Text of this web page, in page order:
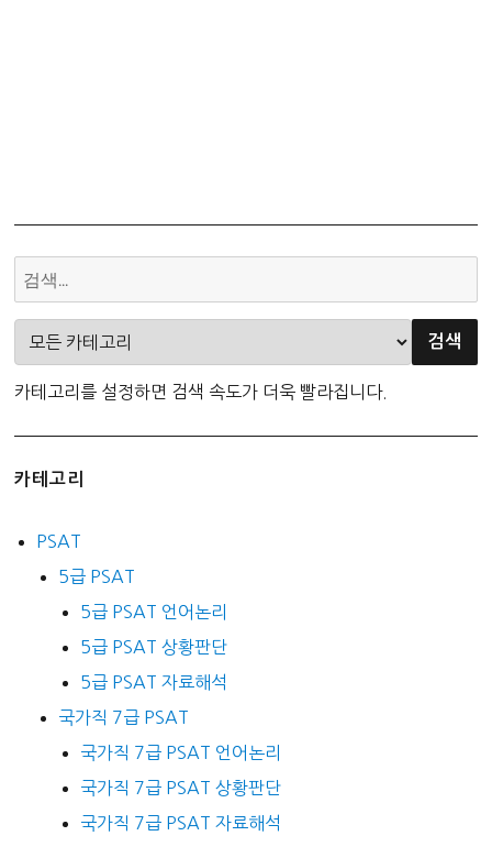
카테고리를 설정하면 검색 속도가 더욱 빨라집니다.
카테고리
PSAT
5급 PSAT
5급 PSAT 언어논리
5급 PSAT 상황판단
5급 PSAT 자료해석
국가직 7급 PSAT
국가직 7급 PSAT 언어논리
국가직 7급 PSAT 상황판단
국가직 7급 PSAT 자료해석